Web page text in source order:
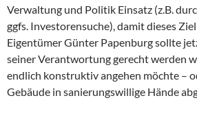
Verwaltung und Politik Einsatz (z.B.
ggfs. Investorensuche), damit dieses
Eigentümer Günter Papenburg sollte
seiner Verantwortung gerecht werden
endlich konstruktiv angehen möchte –
Gebäude in sanierungswillige Hände